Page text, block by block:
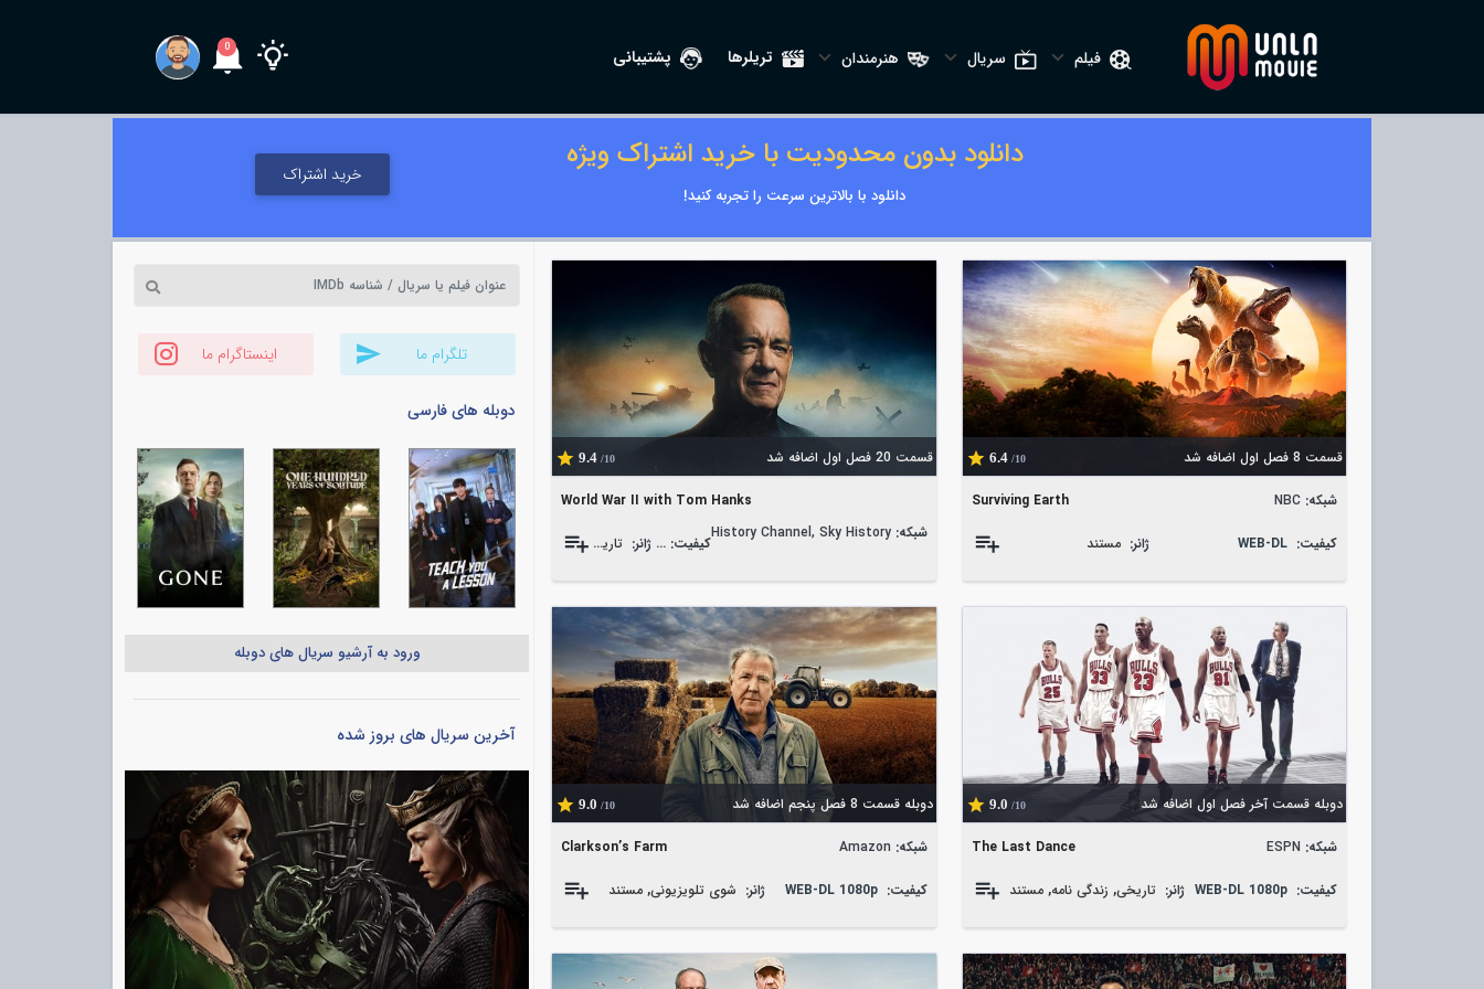
فیلم سریال هنرمندان تریلرها پشتیبانی 0
دانلود بدون محدودیت با خرید اشتراک ویژه
دانلود با بالاترین سرعت را تجربه کنید!
خرید اشتراک
قسمت 8 فصل اول اضافه شد 6.4 /10
Surviving Earth شبکه: NBC
کیفیت: WEB-DL ژانر: مستند
قسمت 20 فصل اول اضافه شد 9.4 /10
World War II with Tom Hanks
شبکه:History Channel, Sky History
کیفیت:WEB-DL 1080p
ژانر: تاریخی ,جنگی مستند
دوبله قسمت آخر فصل اول اضافه شد 9.0 /10
The Last Dance شبکه: ESPN
کیفیت: WEB-DL 1080p ژانر: تاریخی, زندگی نامه,مستند
دوبله قسمت 8 فصل پنجم اضافه شد 9.0 /10
Clarkson’s Farm شبکه: Amazon
کیفیت: WEB-DL 1080p ژانر: شوی تلویزیونی, مستند
تلگرام ما اینستاگرام ما
دوبله های فارسی
ورود به آرشیو سریال های دوبله
آخرین سریال های بروز شده